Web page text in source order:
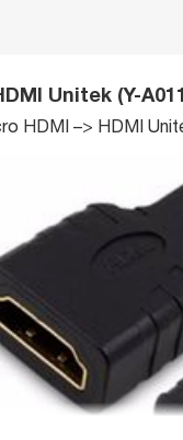
Unitek (Y-
HDMI –> HDMI